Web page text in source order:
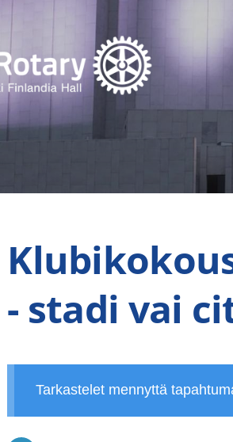
Rotaryklubi ry
- stadi vai
Tarkastelet mennyttä